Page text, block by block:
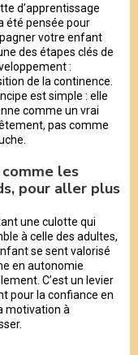
d’apprentissage
été pensée pour
votre enfant
des étapes clés de
:
de la continence.
est simple : elle
comme un vrai
pas comme
comme les
pour aller plus
une culotte qui
à celle des adultes,
se sent valorisé
en autonomie
C’est un levier
pour la confiance en
motivation à